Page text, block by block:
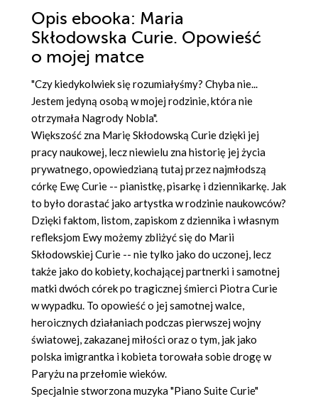
Opis ebooka: Maria
Skłodowska Curie. Opowieść
o mojej matce
"Czy kiedykolwiek się rozumiałyśmy? Chyba nie...
Jestem jedyną osobą w mojej rodzinie, która nie
otrzymała Nagrody Nobla".
Większość zna Marię Skłodowską Curie dzięki jej
pracy naukowej, lecz niewielu zna historię jej życia
prywatnego, opowiedzianą tutaj przez najmłodszą
córkę Ewę Curie -- pianistkę, pisarkę i dziennikarkę. Jak
to było dorastać jako artystka w rodzinie naukowców?
Dzięki faktom, listom, zapiskom z dziennika i własnym
refleksjom Ewy możemy zbliżyć się do Marii
Skłodowskiej Curie -- nie tylko jako do uczonej, lecz
także jako do kobiety, kochającej partnerki i samotnej
matki dwóch córek po tragicznej śmierci Piotra Curie
w wypadku. To opowieść o jej samotnej walce,
heroicznych działaniach podczas pierwszej wojny
światowej, zakazanej miłości oraz o tym, jak jako
polska imigrantka i kobieta torowała sobie drogę w
Paryżu na przełomie wieków.
Specjalnie stworzona muzyka "Piano Suite Curie"